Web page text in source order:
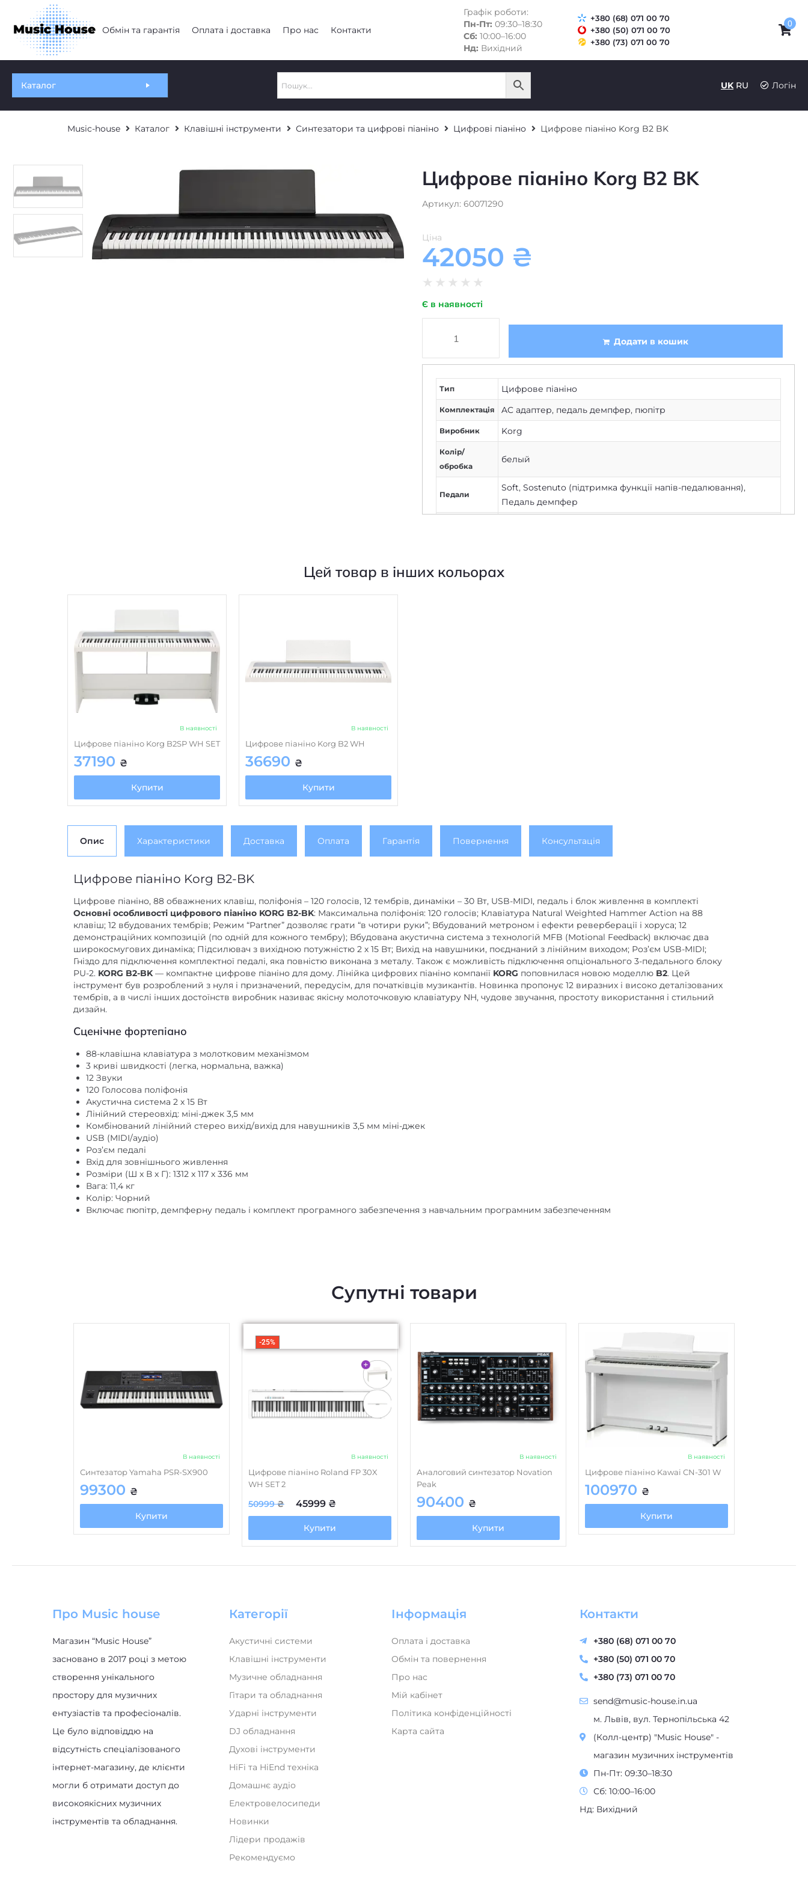
Обмін та гарантія Оплата і доставка Про нас Контакти
Графік роботи:
Пн-Пт: 09:30–18:30
Сб: 10:00–16:00
Нд: Вихідний
+380 (68) 071 00 70
+380 (50) 071 00 70
+380 (73) 071 00 70
0
Каталог UK RU Логін
Music-house Каталог Клавішні інструменти Синтезатори та цифрові піаніно Цифрові піаніно Цифрове піаніно Korg B2 BK
Цифрове піаніно Korg B2 BK
Артикул: 60071290
Ціна
42050 ₴
★ ★ ★ ★ ★
Є в наявності
Додати в кошик
Тип Цифрове піаніно
Комплектація AC адаптер, педаль демпфер, пюпітр
Виробник Korg
Колір/
обробка
белый
Педали
Soft, Sostenuto (підтримка функції напів-педалювання),
Педаль демпфер
Цей товар в інших кольорах
В наявності
Цифрове піаніно Korg B2SP WH SET
37190 ₴
Купити
В наявності
Цифрове піаніно Korg B2 WH
36690 ₴
Купити
Опис Характеристики Доставка Оплата Гарантія Повернення Консультація
Цифрове піаніно Korg B2-BK
Цифрове піаніно, 88 обважнених клавіш, поліфонія – 120 голосів, 12 тембрів, динаміки – 30 Вт, USB-MIDI, педаль і блок живлення в комплекті
Основні особливості цифрового піаніно KORG B2-BK: Максимальна поліфонія: 120 голосів; Клавіатура Natural Weighted Hammer Action на 88
клавіш; 12 вбудованих тембрів; Режим “Partner” дозволяє грати “в чотири руки”; Вбудований метроном і ефекти реверберації і хоруса; 12
демонстраційних композицій (по одній для кожного тембру); Вбудована акустична система з технологій MFB (Motional Feedback) включає два
широкосмугових динаміка; Підсилювач з вихідною потужністю 2 х 15 Вт; Вихід на навушники, поєднаний з лінійним виходом; Роз’єм USB-MIDI;
Гніздо для підключення комплектної педалі, яка повністю виконана з металу. Також є можливість підключення опціонального 3-педального блоку
PU-2. KORG B2-BK— компактне цифрове піаніно для дому. Лінійка цифрових піаніно компанії KORG поповнилася новою моделлю B2. Цей
інструмент був розроблений з нуля і призначений, передусім, для початківців музикантів. Новинка пропонує 12 виразних і високо деталізованих
тембрів, а в числі інших достоїнств виробник називає якісну молоточковую клавіатуру NH, чудове звучання, простоту використання і стильний
дизайн.
Сценічне фортепіано
88-клавішна клавіатура з молотковим механізмом
3 криві швидкості (легка, нормальна, важка)
12 Звуки
120 Голосова поліфонія
Акустична система 2 х 15 Вт
Лінійний стереовхід: міні-джек 3,5 мм
Комбінований лінійний стерео вихід/вихід для навушників 3,5 мм міні-джек
USB (MIDI/аудіо)
Роз’єм педалі
Вхід для зовнішнього живлення
Розміри (Ш x В x Г): 1312 x 117 x 336 мм
Вага: 11,4 кг
Колір: Чорний
Включає пюпітр, демпферну педаль і комплект програмного забезпечення з навчальним програмним забезпеченням
Супутні товари
В наявності
Синтезатор Yamaha PSR-SX900
99300 ₴
Купити
-25%
В наявності
Цифрове піаніно Roland FP 30X
WH SET 2
50999₴ 45999 ₴
Купити
В наявності
Аналоговий синтезатор Novation
Peak
90400 ₴
Купити
В наявності
Цифрове піаніно Kawai CN-301 W
100970 ₴
Купити
Про Music house
Магазин “Music House”
засновано в 2017 році з метою
створення унікального
простору для музичних
ентузіастів та професіоналів.
Це було відповіддю на
відсутність спеціалізованого
інтернет-магазину, де клієнти
могли б отримати доступ до
високоякісних музичних
інструментів та обладнання.
Категорії
Акустичні системи
Клавішні інструменти
Музичне обладнання
Гітари та обладнання
Ударні інструменти
DJ обладнання
Духові інструменти
HiFi та HiEnd техніка
Домашнє аудіо
Електровелосипеди
Новинки
Лідери продажів
Рекомендуємо
Інформація
Оплата і доставка
Обмін та повернення
Про нас
Мій кабінет
Політика конфіденційності
Карта сайта
Контакти
+380 (68) 071 00 70
+380 (50) 071 00 70
+380 (73) 071 00 70
send@music-house.in.ua
м. Львів, вул. Тернопільська 42
(Колл-центр) "Music House" -
магазин музичних інструментів
Пн-Пт: 09:30–18:30
Сб: 10:00–16:00
Нд: Вихідний